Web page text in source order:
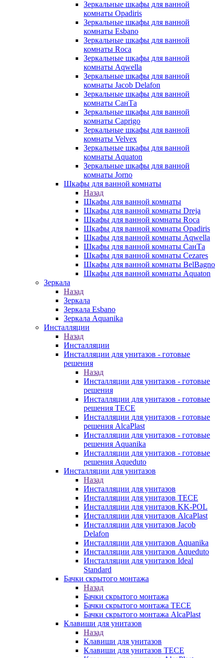
Зеркальные шкафы для ванной
комнаты Opadiris
Зеркальные шкафы для ванной
комнаты Esbano
Зеркальные шкафы для ванной
комнаты Roca
Зеркальные шкафы для ванной
комнаты Aqwella
Зеркальные шкафы для ванной
комнаты Jacob Delafon
Зеркальные шкафы для ванной
комнаты СанТа
Зеркальные шкафы для ванной
комнаты Caprigo
Зеркальные шкафы для ванной
комнаты Velvex
Зеркальные шкафы для ванной
комнаты Aquaton
Зеркальные шкафы для ванной
комнаты Jorno
Шкафы для ванной комнаты
Назад
Шкафы для ванной комнаты
Шкафы для ванной комнаты Dreja
Шкафы для ванной комнаты Roca
Шкафы для ванной комнаты Opadiris
Шкафы для ванной комнаты Aqwella
Шкафы для ванной комнаты СанТа
Шкафы для ванной комнаты Cezares
Шкафы для ванной комнаты BelBagno
Шкафы для ванной комнаты Aquaton
Зеркала
Назад
Зеркала
Зеркала Esbano
Зеркала Aquanika
Инсталляции
Назад
Инсталляции
Инсталляции для унитазов - готовые
решения
Назад
Инсталляции для унитазов - готовые
решения
Инсталляции для унитазов - готовые
решения TECE
Инсталляции для унитазов - готовые
решения AlcaPlast
Инсталляции для унитазов - готовые
решения Aquanika
Инсталляции для унитазов - готовые
решения Aqueduto
Инсталляции для унитазов
Назад
Инсталляции для унитазов
Инсталляции для унитазов TECE
Инсталляции для унитазов KK-POL
Инсталляции для унитазов AlcaPlast
Инсталляции для унитазов Jacob
Delafon
Инсталляции для унитазов Aquanika
Инсталляции для унитазов Aqueduto
Инсталляции для унитазов Ideal
Standard
Бачки скрытого монтажа
Назад
Бачки скрытого монтажа
Бачки скрытого монтажа TECE
Бачки скрытого монтажа AlcaPlast
Клавиши для унитазов
Назад
Клавиши для унитазов
Клавиши для унитазов TECE